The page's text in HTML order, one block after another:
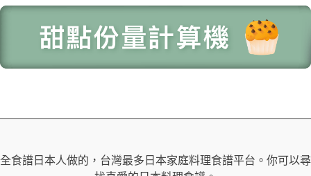
全食譜日本人做的，台灣最多日本家庭料理食譜平台。你可以尋